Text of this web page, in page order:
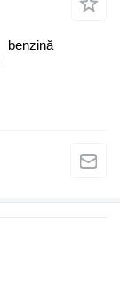
benzină